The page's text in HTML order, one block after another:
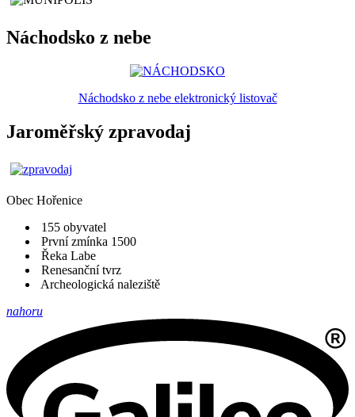
Náchodsko z nebe
Náchodsko z nebe elektronický listovač
Jaroměřský zpravodaj
Obec Hořenice
155 obyvatel
První zmínka 1500
Řeka Labe
Renesanční tvrz
Archeologická naleziště
nahoru